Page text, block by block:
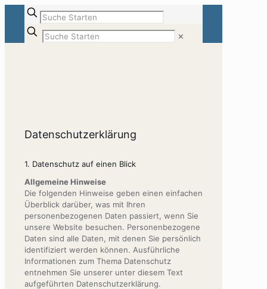
✕
Datenschutzerklärung
1. Datenschutz auf einen Blick
Allgemeine Hinweise
Die folgenden Hinweise geben einen einfachen
Überblick darüber, was mit Ihren
personenbezogenen Daten passiert, wenn Sie
unsere Website besuchen. Personenbezogene
Daten sind alle Daten, mit denen Sie persönlich
identifiziert werden können. Ausführliche
Informationen zum Thema Datenschutz
entnehmen Sie unserer unter diesem Text
aufgeführten Datenschutzerklärung.